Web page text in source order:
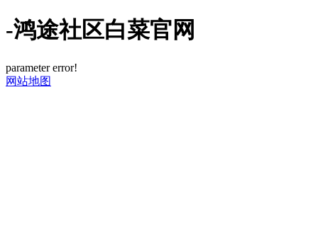
-鸿途社区白菜官网
parameter error!
网站地图